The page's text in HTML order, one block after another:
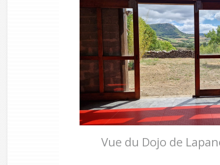
Vue du Dojo de